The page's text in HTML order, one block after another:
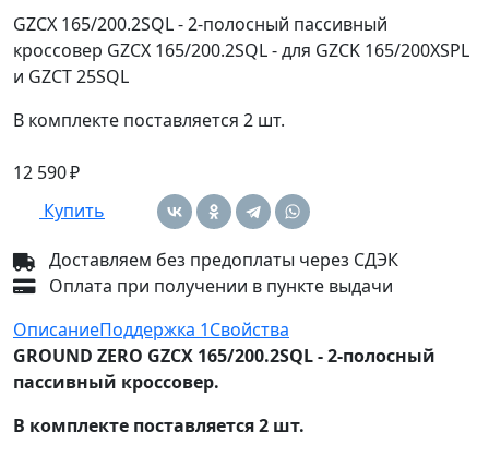
GZCX 165/200.2SQL - 2-полосный пассивный
кроссовер GZCX 165/200.2SQL - для GZCK 165/200XSPL
и GZCT 25SQL
В комплекте поставляется 2 шт.
12 590 ₽
Купить
Доставляем без предоплаты через СДЭК
Оплата при получении в пункте выдачи
ОписаниеПоддержка 1Свойства
GROUND ZERO GZCX 165/200.2SQL - 2-полосный
пассивный кроссовер.
В комплекте поставляется 2 шт.